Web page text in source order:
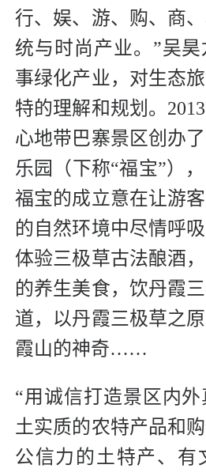
行、娱、游、购、商
统与时尚产业。”吴
事绿化产业，对生态
特的理解和规划。
心地带巴寨景区创办
乐园（下称“福宝”）
福宝的成立意在让游
的自然环境中尽情呼
体验三极草古法酿酒
的养生美食，饮丹霞
道，以丹霞三极草之
霞山的神奇……
“用诚信打造景区内
土实质的农特产品和
公信力的土特产、有